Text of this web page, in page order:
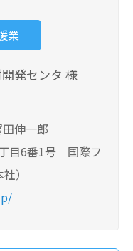
業
発センタ 様
伸一郎
目6番1号 国際フ
）